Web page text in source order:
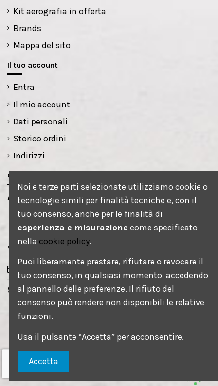
Kit aerografia in offerta
Brands
Mappa del sito
Il tuo account
Entra
Il mio account
Dati personali
Storico ordini
Indirizzi
Contatti
AEROGRAFART s.r.l.s.
via petrarca, 1
35020 Saonara - PD
+393917369551
info@aerografartitalia.it
+393917369551
Copyright © Aerografart Srls - C.F.05186170287 -
Noi e terze parti selezionate utilizziamo cookie o
tecnologie simili per finalità tecniche e, con il
tuo consenso, anche per le finalità di
esperienza e misurazione come specificato
nella cookie policy.
Puoi liberamente prestare, rifiutare o revocare il
tuo consenso, in qualsiasi momento, accedendo
al pannello delle preferenze. Il rifiuto del
consenso può rendere non disponibili le relative
funzioni.
Usa il pulsante “Accetta” per acconsentire.
Accetta